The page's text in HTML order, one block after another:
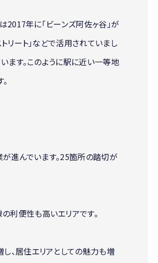
2017年に「ビーンズ阿佐ヶ谷」が
リート」などで活用されていまし
ます。このように駅に近い一等地
進んでいます。25箇所の踏切が
利便性も高いエリアです。
、居住エリアとしての魅力も増